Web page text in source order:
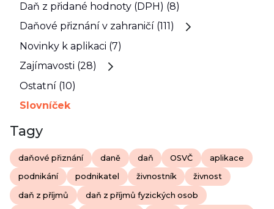
Daň z přidané hodnoty (DPH) (8)
Daňové přiznání v zahraničí (111)
Novinky k aplikaci (7)
Zajímavosti (28)
Ostatní (10)
Slovníček
Tagy
daňové přiznání daně daň OSVČ aplikace
podnikání podnikatel živnostník živnost
daň z příjmů daň z příjmů fyzických osob